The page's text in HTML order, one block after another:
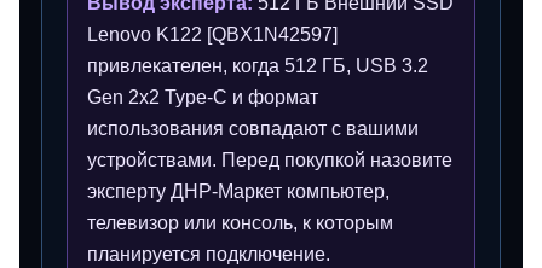
Lenovo K122 [QBX1N42597]
привлекателен, когда 512 ГБ, USB 3.2
Gen 2x2 Type-C и формат
использования совпадают с вашими
устройствами. Перед покупкой назовите
эксперту ДНР-Маркет компьютер,
телевизор или консоль, к которым
планируется подключение.